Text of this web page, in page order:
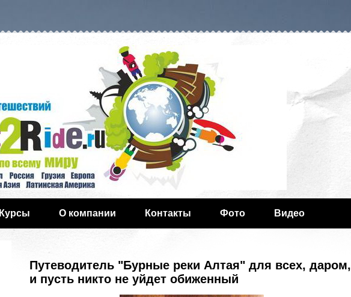
Курсы О компании Контакты Фото Видео
Путеводитель "Бурные реки Алтая" для всех, даром,
и пусть никто не уйдет обиженный